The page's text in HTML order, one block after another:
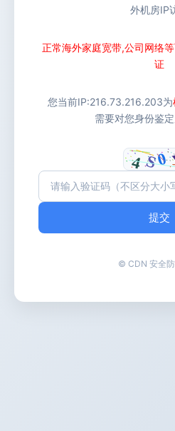
外机房IP
正常海外家庭宽带,公司网络
证
您当前IP:216.73.216.203为
需要对您身份鉴
提交
© CDN 安全